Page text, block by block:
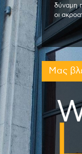
δύναμη
οι
Μας